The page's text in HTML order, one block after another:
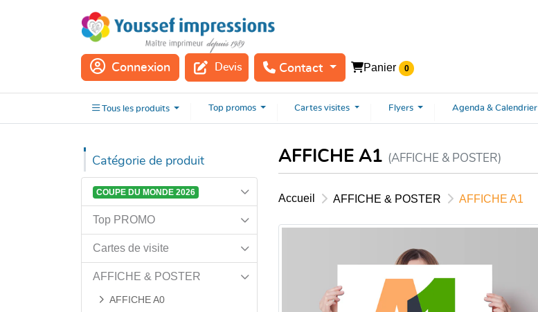
Connexion Devis Contact Panier 0
Tous lesproduits
Tous les produits Top promos Cartesvisites Flyers Agenda & Calendrier
Catégorie de produit
COUPE DU MONDE 2026
Top PROMO
Cartes de visite
AFFICHE & POSTER
AFFICHE A0
AFFICHE A1 (AFFICHE & POSTER)
Accueil AFFICHE & POSTER AFFICHE A1